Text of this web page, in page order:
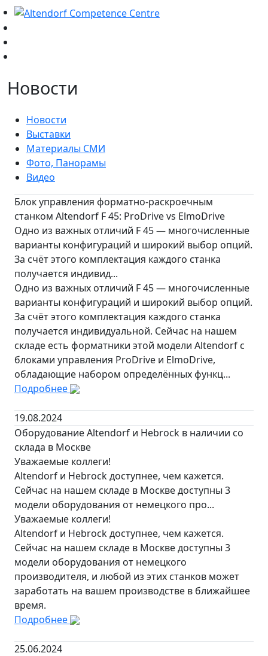
Новости
Новости
Выставки
Материалы СМИ
Фото, Панорамы
Видео
Блок управления форматно-раскроечным
станком Altendorf F 45: ProDrive vs ElmoDrive
Одно из важных отличий F 45 — многочисленные
варианты конфигураций и широкий выбор опций.
За счёт этого комплектация каждого станка
получается индивид...
Одно из важных отличий F 45 — многочисленные
варианты конфигураций и широкий выбор опций.
За счёт этого комплектация каждого станка
получается индивидуальной. Сейчас на нашем
складе есть форматники этой модели Altendorf с
блоками управления ProDrive и ElmoDrive,
обладающие набором определённых функц...
Подробнее
19.08.2024
Оборудование Altendorf и Hebrock в наличии со
склада в Москве
Уважаемые коллеги!
Altendorf и Hebrock доступнее, чем кажется.
Сейчас на нашем складе в Москве доступны 3
модели оборудования от немецкого про...
Уважаемые коллеги!
Altendorf и Hebrock доступнее, чем кажется.
Сейчас на нашем складе в Москве доступны 3
модели оборудования от немецкого
производителя, и любой из этих станков может
заработать на вашем производстве в ближайшее
время.
Подробнее
25.06.2024